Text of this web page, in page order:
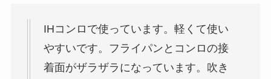
IHコンロで使っています。軽くて使い
やすいです。フライパンとコンロの接
着面がザラザラになっています。吹き